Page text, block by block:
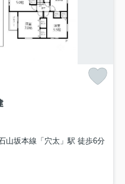
山坂本線「穴太」駅 徒歩6分